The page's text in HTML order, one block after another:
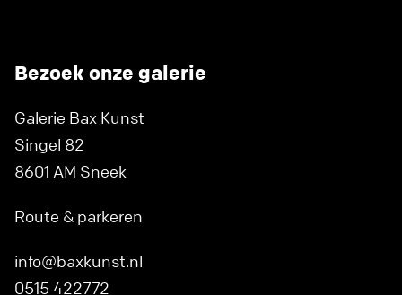
Bezoek onze galerie
Galerie Bax Kunst
Singel 82
8601 AM Sneek
Route & parkeren
info@baxkunst.nl
0515 422772